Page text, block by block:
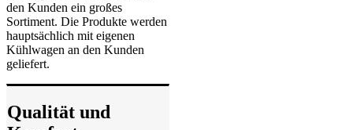
den Kunden ein großes
Sortiment. Die Produkte werden
hauptsächlich mit eigenen
Kühlwagen an den Kunden
geliefert.
Qualität und